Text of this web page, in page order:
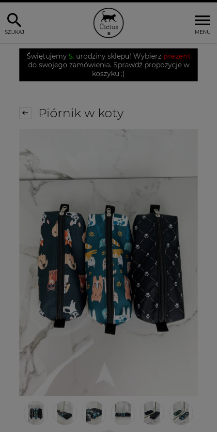
MENU
SZUKAJ
Świętujemy 5.urodziny sklepu! Wybierz prezent
do swojego zamówienia. Sprawdź propozycje w
koszyku ;)
Piórnik w koty